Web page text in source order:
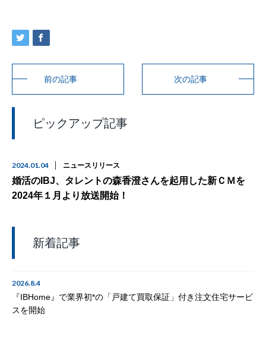
前の記事 次の記事
ピックアップ記事
2024.01.04 ニュースリリース
婚活のIBJ、タレントの森香澄さんを起用した新ＣＭを
2024年１月より放送開始！
新着記事
2026.8.4
『IBHome』で業界初*の「戸建て買取保証」付き注文住宅サービ
スを開始